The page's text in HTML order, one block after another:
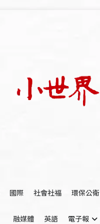
國際 社會社福 環保公衛
融媒體 英語 電子報